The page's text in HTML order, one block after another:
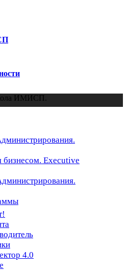
ИМИСП.
бизнесом. Executive
4.0